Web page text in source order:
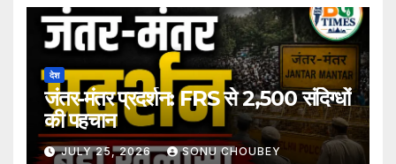
देश
जंतर-मंतर प्रदर्शन: FRS से 2,500 संदिग्धों
की पहचान
JULY 25, 2026 SONU CHOUBEY